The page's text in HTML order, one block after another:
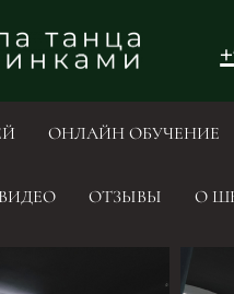
ОНЛАЙН ОБУЧЕНИЕ
ВИДЕО ОТЗЫВЫ О